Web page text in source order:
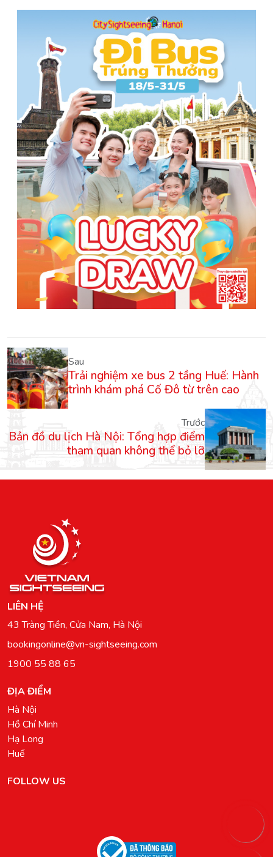
Sau
Trải nghiệm xe bus 2 tầng Huế: Hành
trình khám phá Cố Đô từ trên cao
Trước
Bản đồ du lịch Hà Nội: Tổng hợp điểm
tham quan không thể bỏ lỡ
LIÊN HỆ
43 Tràng Tiền, Cửa Nam, Hà Nội
bookingonline@vn-sightseeing.com
1900 55 88 65
ĐỊA ĐIỂM
Hà Nội
Hồ Chí Minh
Hạ Long
Huế
FOLLOW US